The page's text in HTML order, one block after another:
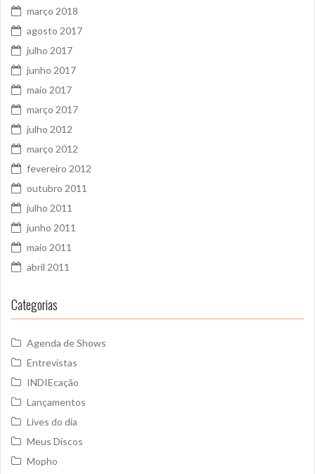
março 2018
agosto 2017
julho 2017
junho 2017
maio 2017
março 2017
julho 2012
março 2012
fevereiro 2012
outubro 2011
julho 2011
junho 2011
maio 2011
abril 2011
Categorias
Agenda de Shows
Entrevistas
INDIEcação
Lançamentos
Lives do dia
Meus Discos
Mopho